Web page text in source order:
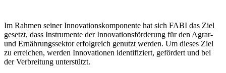
Im Rahmen seiner Innovationskomponente hat sich FABI das Ziel
gesetzt, dass Instrumente der Innovationsförderung für den Agrar-
und Ernährungssektor erfolgreich genutzt werden. Um dieses Ziel
zu erreichen, werden Innovationen identifiziert, gefördert und bei
der Verbreitung unterstützt.